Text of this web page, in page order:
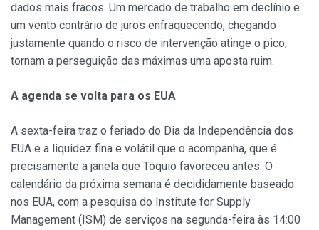
dados mais fracos. Um mercado de trabalho em declínio e
um vento contrário de juros enfraquecendo, chegando
justamente quando o risco de intervenção atinge o pico,
tornam a perseguição das máximas uma aposta ruim.
A agenda se volta para os EUA
A sexta-feira traz o feriado do Dia da Independência dos
EUA e a liquidez fina e volátil que o acompanha, que é
precisamente a janela que Tóquio favoreceu antes. O
calendário da próxima semana é decididamente baseado
nos EUA, com a pesquisa do Institute for Supply
Management (ISM) de serviços na segunda-feira às 14:00